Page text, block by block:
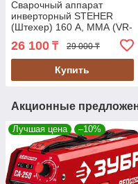
Сварочный аппарат
инверторный STEHER
(Штехер) 160 А, ММА (VR-
26 100 ₸ 29 000 ₸
Купить
Акционные
Лучшая цена –10%